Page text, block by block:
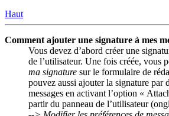
Haut
Comment ajouter une signature à mes
Vous devez d’abord créer une
de l’utilisateur. Une fois créée, vous
ma signature sur le formulaire de
pouvez aussi ajouter la signature par
messages en activant l’option «
partir du panneau de l’utilisateur